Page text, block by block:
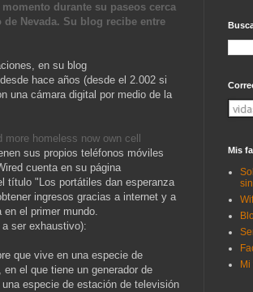
durante su paseos cerca
Nevada. Su blog recibe entre
en su blog
hace años (desde el 2.002 si
una cámara digital por medio de la
more homeless now own cell
sus propios teléfonos móviles
cuenta en su página
título "Los portátiles dan esperanza
ingresos gracias a internet y a
el primer mundo.
ser exhaustivo):
que vive en una especie de
el que tiene un generador de
especie de estación de televisión
Mis
Mi